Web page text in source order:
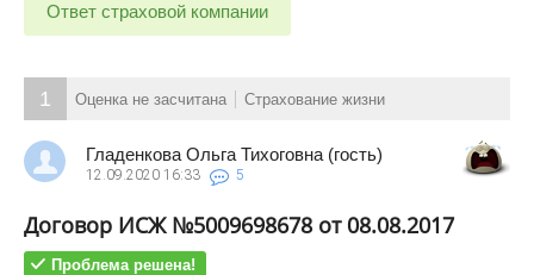
Ответ страховой компании
1 Оценка не засчитана Страхование жизни
Гладенкова Ольга Тихоговна (гость)
12.09.2020 16:33 5
Договор ИСЖ №5009698678 от 08.08.2017
Проблема решена!